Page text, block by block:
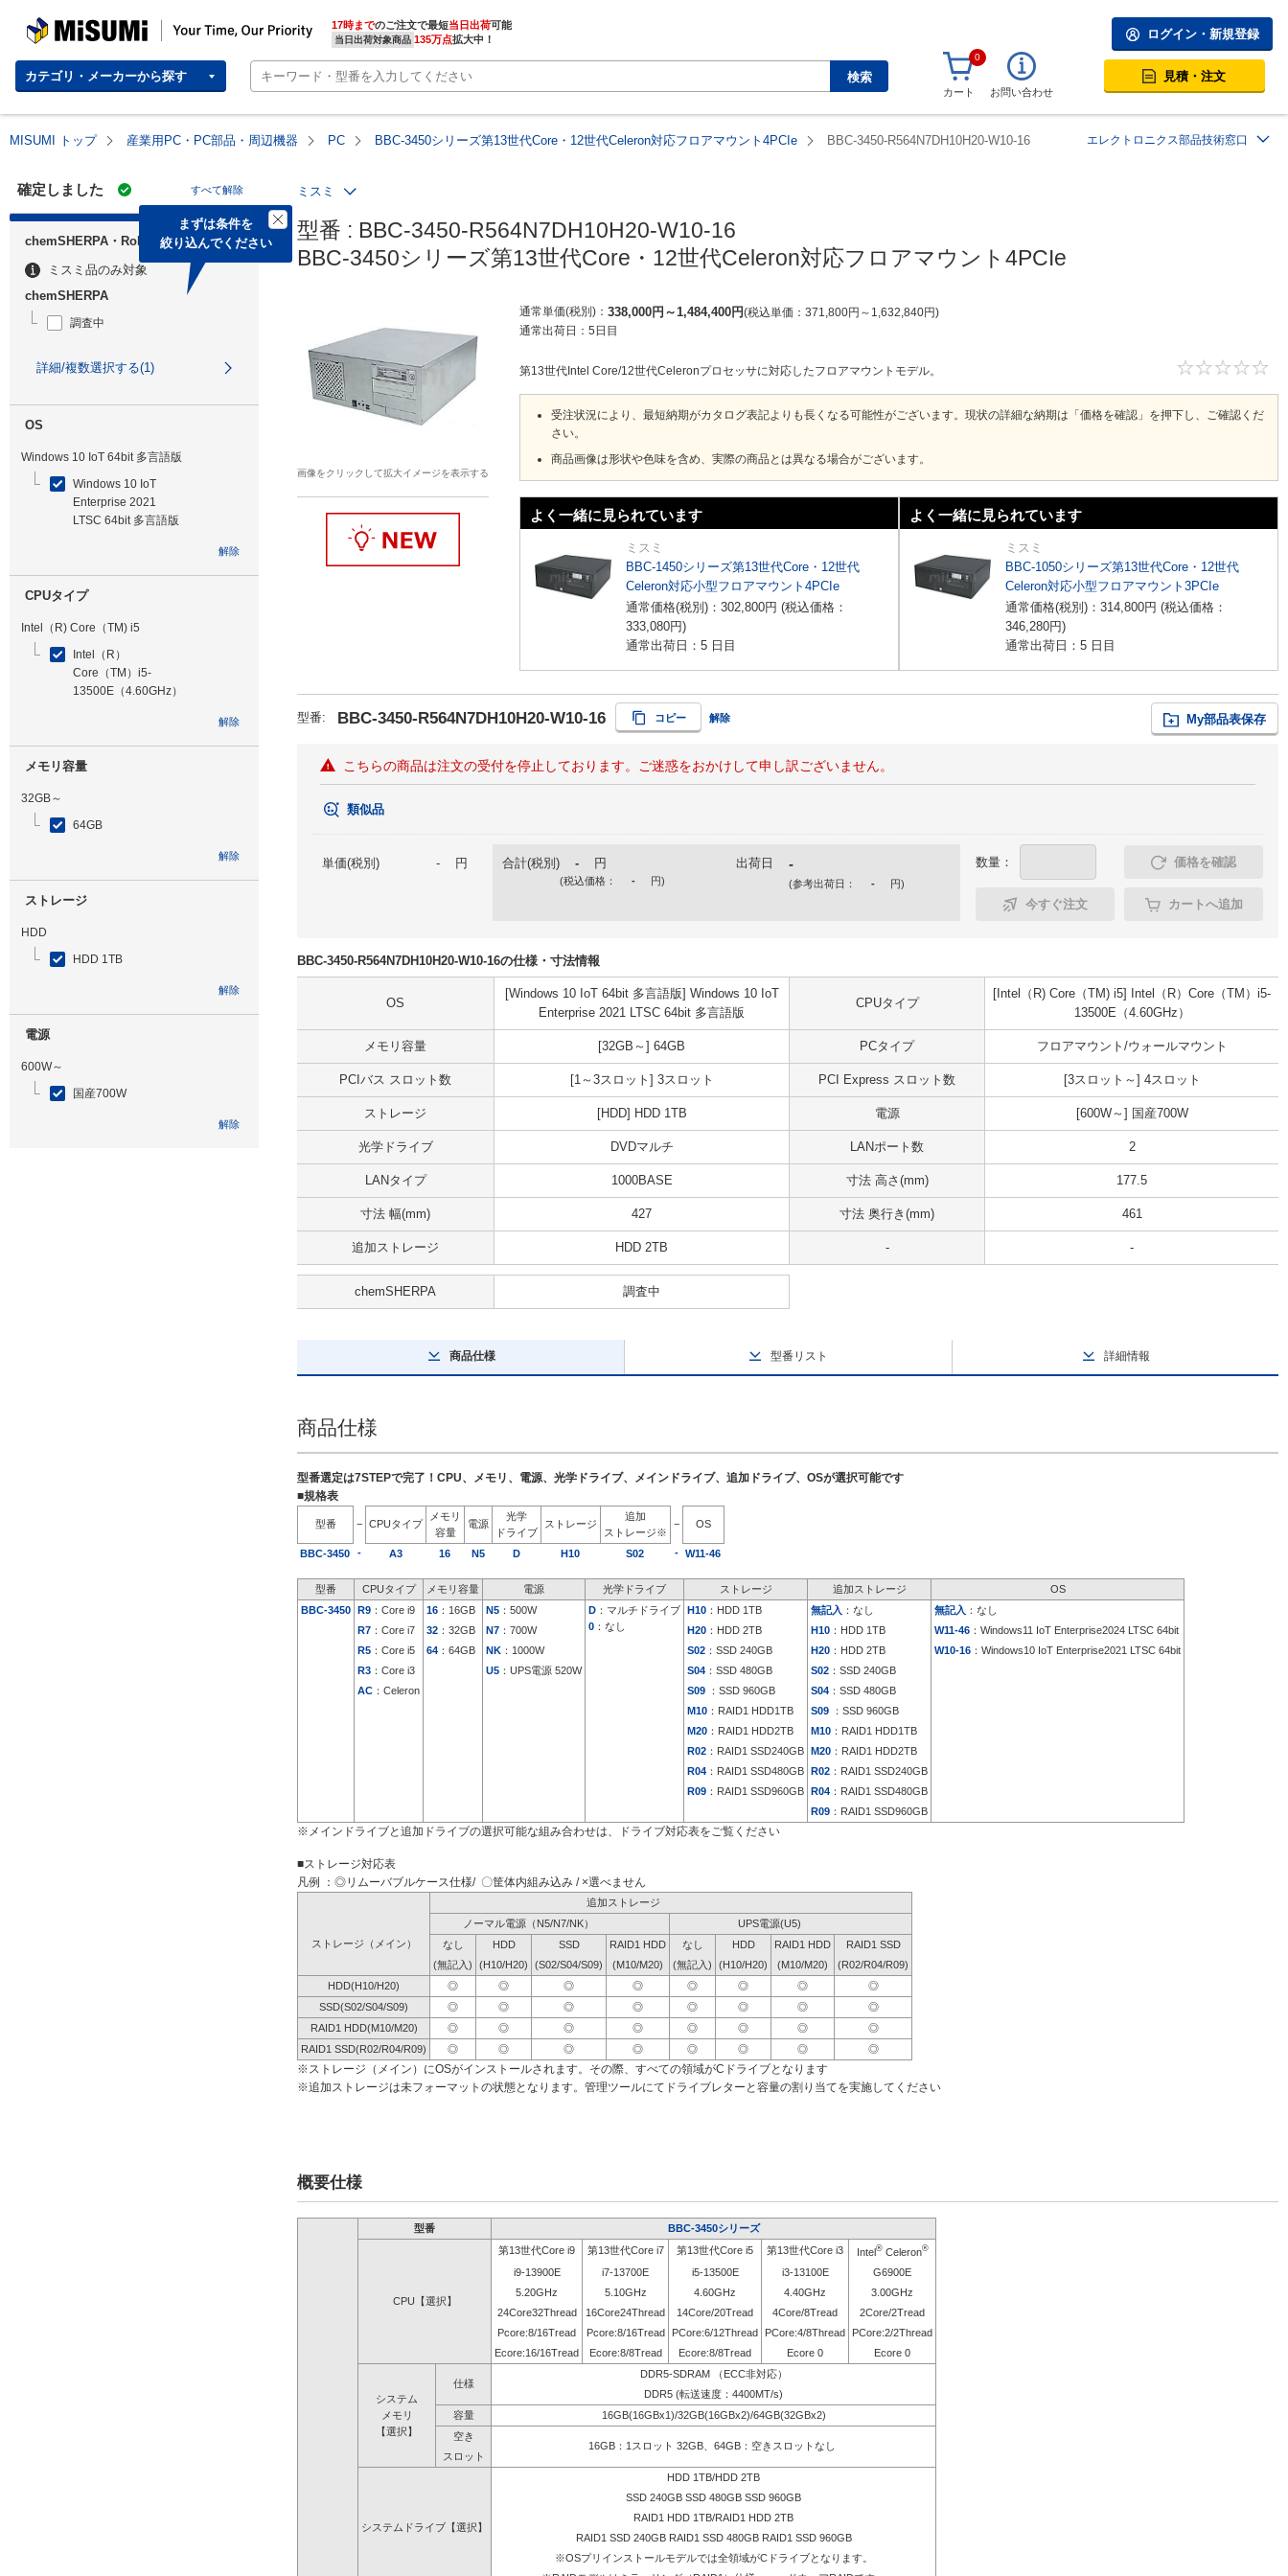
MISUMI | Your Time, Our Priority 17時までのご注文で最短当日出荷
当日出荷対象商品 135万点拡大中！
カテゴリ・メーカーから探す 検索
ログイン・新規登録
0
カート お問い合わせ
見積・注文
MISUMI トップ 産業用PC・PC部品・周辺機器 PC BBC-3450シリーズ第13世代Core・12世代Celeron対応フロアマウント4PCIe BBC-3450-R564N7DH10H20-W10-16 エレクトロニクス部品技術窓口
確定しました すべて解除
まずは条件を
絞り込んでください
chemSHERPA・RoHS
ミスミ品のみ対象
chemSHERPA
調査中
詳細/複数選択する(1)
OS
Windows 10 IoT 64bit 多言語版
Windows 10 IoT
Enterprise 2021
LTSC 64bit 多言語版
解除
CPUタイプ
Intel（R) Core（TM) i5
Intel（R）
Core（TM）i5-
13500E（4.60GHz）
解除
メモリ容量
32GB～
64GB
解除
ストレージ
HDD
HDD 1TB
解除
電源
600W～
国産700W
解除
ミスミ
型番 : BBC-3450-R564N7DH10H20-W10-16
BBC-3450シリーズ第13世代Core・12世代Celeron対応フロアマウント4PCIe
画像をクリックして拡大イメージを表示する
通常単価(税別) 338,000円 ～1,484,400円 税込単価 371,800円 ～ 1,632,840円
通常出荷日： 5日目
第13世代Intel Core/12世代Celeronプロセッサに対応したフロアマウントモデル。
受注状況により、最短納期がカタログ表記よりも長くなる可能性がございます。現状の詳細な納期は「価格を確認」を押下し、ご確認くだ
さい。
商品画像は形状や色味を含め、実際の商品とは異なる場合がございます。
よく一緒に見られています
ミスミ
BBC-1450シリーズ第13世代Core・12世代
Celeron対応小型フロアマウント4PCIe
通常価格(税別)： 302,800円 (税込価格：
333,080円)
通常出荷日：5 日目
よく一緒に見られています
ミスミ
BBC-1050シリーズ第13世代Core・12世代
Celeron対応小型フロアマウント3PCIe
通常価格(税別)： 314,800円 (税込価格：
346,280円)
通常出荷日：5 日目
型番: BBC-3450-R564N7DH10H20-W10-16 コピー 解除 My部品表保存
こちらの商品は注文の受付を停止しております。ご迷惑をおかけして申し訳ございません。
類似品
単価(税別) - 円 合計(税別) - 円
(税込価格： - 円)
出荷日 -
(参考出荷日： - 円)
数量： 価格を確認
今すぐ注文 カートへ追加
BBC-3450-R564N7DH10H20-W10-16の仕様・寸法情報
OS
[Windows 10 IoT 64bit 多言語版] Windows 10 IoT
Enterprise 2021 LTSC 64bit 多言語版
CPUタイプ
[Intel（R) Core（TM) i5] Intel（R）Core（TM）i5-
13500E（4.60GHz）
メモリ容量 [32GB～] 64GB PCタイプ フロアマウント/ウォールマウント
PCIバス スロット数 [1～3スロット] 3スロット PCI Express スロット数 [3スロット～] 4スロット
ストレージ [HDD] HDD 1TB 電源 [600W～] 国産700W
光学ドライブ DVDマルチ LANポート数 2
LANタイプ 1000BASE 寸法 高さ(mm) 177.5
寸法 幅(mm) 427 寸法 奥行き(mm) 461
追加ストレージ HDD 2TB - -
chemSHERPA 調査中
商品仕様 型番リスト 詳細情報
商品仕様
型番選定は7STEPで完了！CPU、メモリ、電源、光学ドライブ、メインドライブ、追加ドライブ、OSが選択可能です
■規格表
型番 − CPUタイプ
メモリ
容量
電源
光学
ドライブ
ストレージ
追加
ストレージ※
− OS
BBC-3450 - A3 16 N5 D H10 S02 - W11-46
型番 CPUタイプ メモリ容量 電源 光学ドライブ ストレージ 追加ストレージ
OS
BBC-3450 R9 ：Core i9 16 ：16GB N5 ：500W D ：マルチドライブ
0 ：なし
H10 ：HDD 1TB 無記入 ：なし 無記入 ：なし
R7 ：Core i7 32 ：32GB N7 ：700W H20 ：HDD 2TB H10 ：HDD 1TB W11-46 ：Windows11 IoT Enterprise2024 LTSC 64bit
R5 ：Core i5 64 ：64GB NK ：1000W S02 ：SSD 240GB H20 ：HDD 2TB W10-16 ：Windows10 IoT Enterprise2021 LTSC 64bit
R3 ：Core i3 U5 ：UPS電源 520W S04 ：SSD 480GB S02 ：SSD 240GB
AC ：Celeron S09 ：SSD 960GB S04 ：SSD 480GB
M10 ：RAID1 HDD1TB S09 ：SSD 960GB
M20 ：RAID1 HDD2TB M10 ：RAID1 HDD1TB
R02 ：RAID1 SSD240GB M20 ：RAID1 HDD2TB
R04 ：RAID1 SSD480GB R02 ：RAID1 SSD240GB
R09 ：RAID1 SSD960GB R04 ：RAID1 SSD480GB
R09 ：RAID1 SSD960GB
※メインドライブと追加ドライブの選択可能な組み合わせは、ドライブ対応表をご覧ください
■ストレージ対応表
凡例 ：◎リムーバブルケース仕様/ 〇筐体内組み込み / ×選べません
追加ストレージ
ノーマル電源（N5/N7/NK）
UPS電源(U5)
ストレージ（メイン）
なし HDD SSD RAID1 HDD なし HDD RAID1 HDD
RAID1 SSD
(無記入)
(H10/H20) (S02/S04/S09) (M10/M20) (無記入) (H10/H20) (M10/M20)
(R02/R04/R09)
HDD(H10/H20)
◎ ◎ ◎ ◎ ◎ ◎ ◎
◎
SSD(S02/S04/S09)
◎ ◎ ◎ ◎ ◎ ◎ ◎
◎
RAID1 HDD(M10/M20)
◎ ◎ ◎ ◎ ◎ ◎ ◎
◎
RAID1 SSD(R02/R04/R09)
◎ ◎ ◎ ◎ ◎ ◎ ◎ ◎
※ストレージ（メイン）にOSがインストールされます。その際、すべての領域がCドライブとなります
※追加ストレージは未フォーマットの状態となります。管理ツールにてドライブレターと容量の割り当てを実施してください
概要仕様
型番 BBC-3450シリーズ
CPU【選択】
第13世代Core i9 第13世代Core i7 第13世代Core i5 第13世代Core i3 Intel®Celeron®
i9-13900E i7-13700E i5-13500E i3-13100E
G6900E
5.20GHz
5.10GHz 4.60GHz 4.40GHz
3.00GHz
24Core32Thread
16Core24Thread 14Core/20Tread 4Core/8Tread
2Core/2Tread
Pcore:8/16Tread
Pcore:8/16Tread PCore:6/12Thread PCore:4/8Thread
PCore:2/2Thread
Ecore:16/16Tread
Ecore:8/8Tread Ecore:8/8Tread Ecore 0 Ecore 0
システム
メモリ
【選択】
仕様
DDR5-SDRAM （ECC非対応）
DDR5 (転送速度：4400MT/s)
容量
16GB(16GBx1)/32GB(16GBx2)/64GB(32GBx2)
空き
16GB：1スロット 32GB、64GB：空きスロットなし
スロット
システムドライブ【選択】
HDD 1TB/HDD 2TB
SSD 240GB SSD 480GB SSD 960GB
RAID1 HDD 1TB/RAID1 HDD 2TB
RAID1 SSD 240GB RAID1 SSD 480GB RAID1 SSD 960GB
※OSプリインストールモデルでは全領域がCドライブとなります。